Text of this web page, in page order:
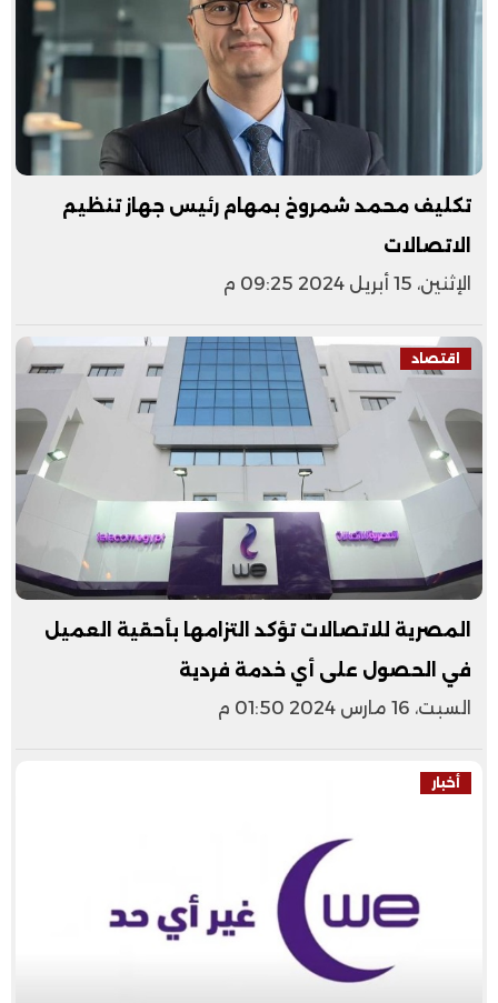
تكليف محمد شمروخ بمهام رئيس جهاز تنظيم
الاتصالات
الإثنين، 15 أبريل 2024 09:25 م
اقتصاد
المصرية للاتصالات تؤكد التزامها بأحقية العميل
في الحصول على أي خدمة فردية
السبت، 16 مارس 2024 01:50 م
أخبار